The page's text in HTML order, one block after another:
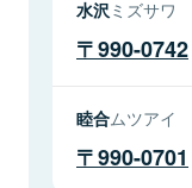
水沢 ミズサワ
990-0742
睦合ムツアイ
990-0701